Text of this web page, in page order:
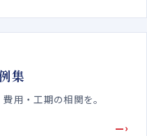
集
用・工期の相関を。
—›